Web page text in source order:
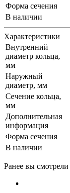
Форма сечения
В наличии
Характеристики
Внутренний
диаметр кольца,
мм
Наружный
диаметр, мм
Сечение кольца,
мм
Дополнительная
информация
Форма сечения
В наличии
Ранее вы смотрели